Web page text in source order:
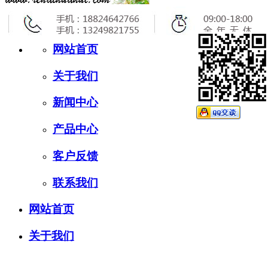
网站首页
关于我们
新闻中心
产品中心
客户反馈
联系我们
网站首页
关于我们